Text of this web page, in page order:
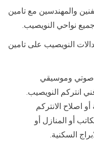
والمهندسين مع تامين
نواحي النويصيب.
النويصيب على تامين
صوتي وموسيقي
انتركم النويصيب.
اصلاح الانتركم
أو المنازل أو
السكنية.